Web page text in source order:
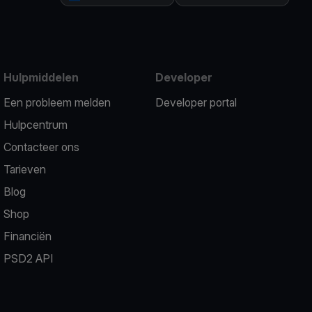
Hulpmiddelen
Een probleem melden
Hulpcentrum
Contacteer ons
Tarieven
Blog
Shop
Financiën
PSD2 API
Developer
Developer portal